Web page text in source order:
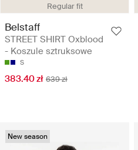
Regular fit
Belstaff
STREET SHIRT Oxblood
- Koszule sztruksowe
S
383.40 zł 639 zł
New season